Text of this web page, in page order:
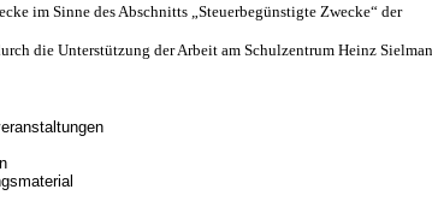
im Sinne des Abschnitts „Steuerbegünstigte Zwecke“ der
die Unterstützung der Arbeit am Schulzentrum Heinz